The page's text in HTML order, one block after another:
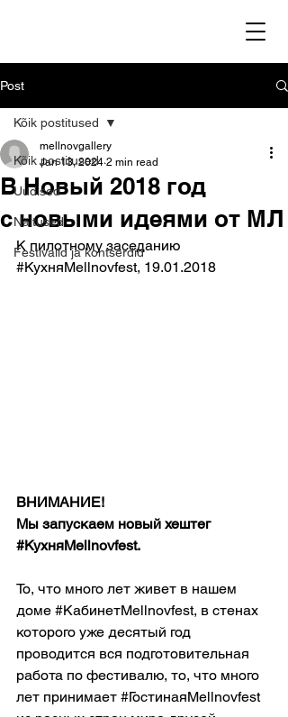
Post
Kõik postitused
Uudised
Näitused
Festivalid ja kontserdid
Kõik postitused
В Новый 2018 год
с новыми идеями от МЛ
mellnovgallery
Jan 13, 2024 2 min read
К пилотному заседанию
#КухняMellnovfest, 19.01.2018
ВНИМАНИЕ!
Мы запускаем новый хештег
#КухняMellnovfest.
То, что много лет живет в нашем
доме #КабинетMellnovfest, в стенах
которого уже десятый год
проводится вся подготовительная
работа по фестивалю, то, что много
лет принимает #ГостинаяMellnovfest